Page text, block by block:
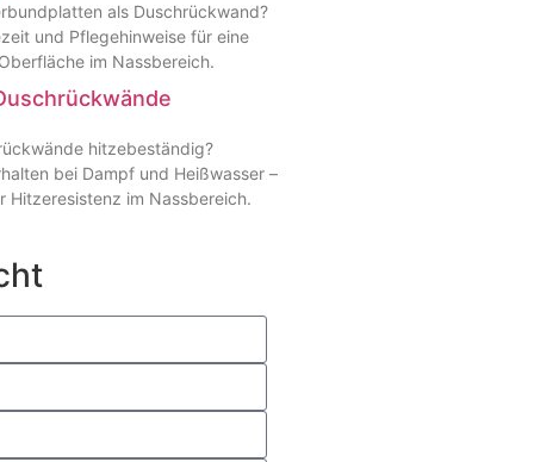
als Duschrückwand?
und Pflegehinweise für eine
im Nassbereich.
hitzebeständig?
bei Dampf und Heißwasser –
Hitzeresistenz im Nassbereich.